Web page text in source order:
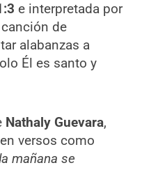
e interpretada por
de
alabanzas a
Él es santo y
Nathaly Guevara,
versos como
mañana se